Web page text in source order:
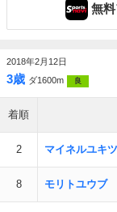
無
2018年2月12日
3歳 ダ1600m 良
着順
2 マイネルユキ
8 モリトユウブ